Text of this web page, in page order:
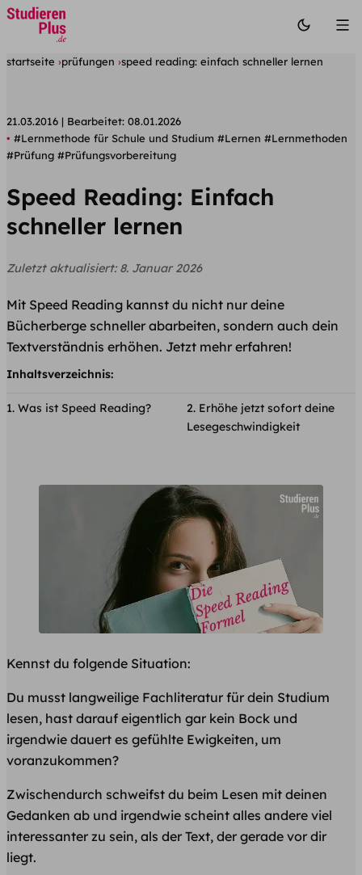
startseite prüfungen speed reading: einfach schneller lernen
21.03.2016 Bearbeitet: 08.01.2026
#Lernmethode für Schule und Studium #Lernen #Lernmethoden
#Prüfung #Prüfungsvorbereitung
Speed Reading: Einfach
schneller lernen
Zuletzt aktualisiert: 8. Januar 2026
Mit Speed Reading kannst du nicht nur deine
Bücherberge schneller abarbeiten, sondern auch dein
Textverständnis erhöhen. Jetzt mehr erfahren!
Inhaltsverzeichnis:
Was ist Speed Reading?
Erhöhe jetzt sofort deine
Lesegeschwindigkeit
Kennst du folgende Situation:
Du musst langweilige Fachliteratur für dein Studium
lesen, hast darauf eigentlich gar kein Bock und
irgendwie dauert es gefühlte Ewigkeiten, um
voranzukommen?
Zwischendurch schweifst du beim Lesen mit deinen
Gedanken ab und irgendwie scheint alles andere viel
interessanter zu sein, als der Text, der gerade vor dir
liegt.